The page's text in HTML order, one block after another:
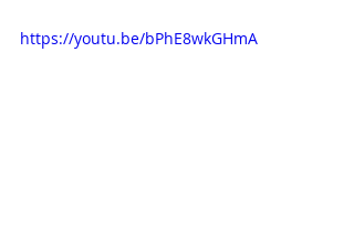
https://youtu.be/bPhE8wkGHmA